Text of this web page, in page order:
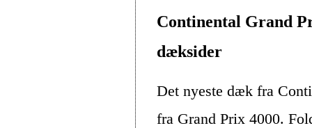
Continental Grand
dæksider
Det nyeste dæk fra
fra Grand Prix 4000.